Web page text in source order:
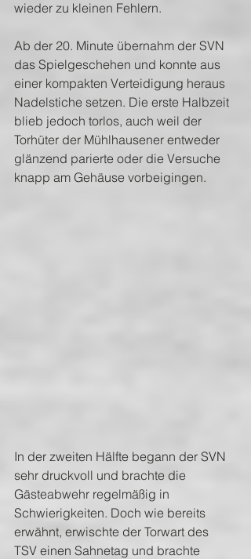
wieder zu kleinen Fehlern.
Ab der 20. Minute übernahm der SVN
das Spielgeschehen und konnte aus
einer kompakten Verteidigung heraus
Nadelstiche setzen. Die erste Halbzeit
blieb jedoch torlos, auch weil der
Torhüter der Mühlhausener entweder
glänzend parierte oder die Versuche
knapp am Gehäuse vorbeigingen.
In der zweiten Hälfte begann der SVN
sehr druckvoll und brachte die
Gästeabwehr regelmäßig in
Schwierigkeiten. Doch wie bereits
erwähnt, erwischte der Torwart des
TSV einen Sahnetag und brachte